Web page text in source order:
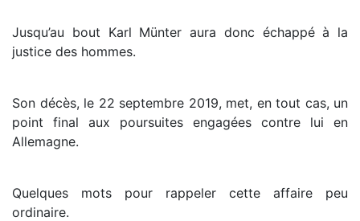
Jusqu’au bout Karl Münter aura donc échappé à la
justice des hommes.
Son décès, le 22 septembre 2019, met, en tout cas, un
point final aux poursuites engagées contre lui en
Allemagne.
Quelques mots pour rappeler cette affaire peu
ordinaire.